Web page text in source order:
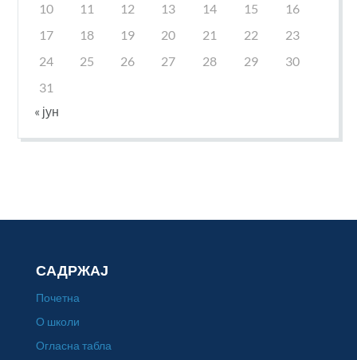
10
11 12 13 14 15
16
17
18 19 20 21 22
23
24
25 26 27 28 29
30
31
« јун
САДРЖАЈ
Почетна
О школи
Огласна табла